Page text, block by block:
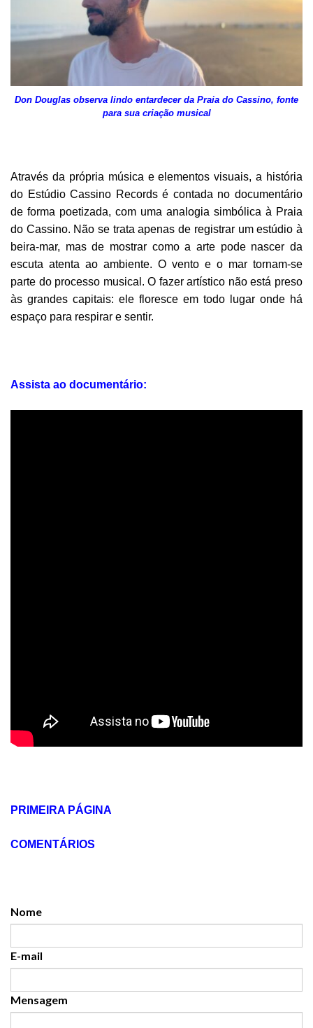
Don Douglas observa lindo entardecer da Praia do Cassino, fonte
para sua criação musical
Através da própria música e elementos visuais, a história
do Estúdio Cassino Records é contada no documentário
de forma poetizada, com uma analogia simbólica à Praia
do Cassino. Não se trata apenas de registrar um estúdio à
beira-mar, mas de mostrar como a arte pode nascer da
escuta atenta ao ambiente. O vento e o mar tornam-se
parte do processo musical. O fazer artístico não está preso
às grandes capitais: ele floresce em todo lugar onde há
espaço para respirar e sentir.
Assista ao documentário:
PRIMEIRA PÁGINA
COMENTÁRIOS
Nome
E-mail
Mensagem